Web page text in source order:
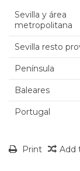
Sevilla y área
metropolitana
Sevilla resto
Península
Baleares
Portugal
Print Add